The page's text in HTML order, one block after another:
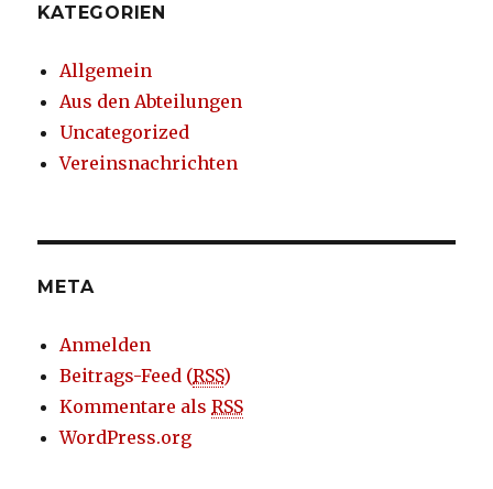
KATEGORIEN
Allgemein
Aus den Abteilungen
Uncategorized
Vereinsnachrichten
META
Anmelden
Beitrags-Feed (RSS)
Kommentare alsRSS
WordPress.org